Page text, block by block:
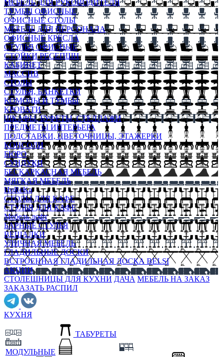
МЕБЕЛЬ ДЛЯ РУКОВОДИТЕЛЯ
ТУМБЫ ОФИСНЫЕ
ОФИСНЫЕ СТОЛЫ
МЕБЕЛЬ ДЛЯ ПЕРСОНАЛА
ОФИСНЫЕ КРЕСЛА
СТУЛЬЯ ОФИСНЫЕ
СТОЙКИ РЕСЕПШН
КАБИНЕТ
МАССИВ
СТОЛЫ
СТУЛЬЯ, БАНКЕТКИ
КОМОДЫ И ТУМБЫ
КРОВАТИ
ШКАФЫ, БУФЕТЫ, СТЕЛЛАЖИ
ПРЕДМЕТЫ ИНТЕРЬЕРА
ПОДСТАВКИ, ЦВЕТОЧНИЦЫ, ЭТАЖЕРКИ
КОНСОЛИ
БЮРО
СУНДУКИ
БЕСКАРКАСНАЯ МЕБЕЛЬ
МЯГКАЯ МЕБЕЛЬ
HoReKa
СТОЛЫ ДЛЯ КАФЕ
СТУЛЬЯ ДЛЯ КАФЕ
Мебель лофт
БАРНЫЕ СТУЛЬЯ
ВЕШАЛКИ
УЛИЧНАЯ МЕБЕЛЬ
ГЛАДИЛЬНЫЕ ДОСКИ
ВСТРОЕННАЯ ГЛАДИЛЬНАЯ ДОСКА BELSI
АКЦИИ
СТОЛЕШНИЦЫ ДЛЯ КУХНИ ДАЧА МЕБЕЛЬ НА ЗАКАЗ
ЗАКАЗАТЬ РАСПИЛ
КУХНЯ
МОДУЛЬНЫЕ
ТАБУРЕТЫ